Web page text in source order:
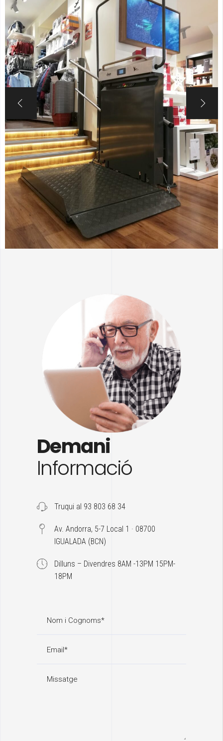
Demani
Informació
Truqui al 93 803 68 34
Av. Andorra, 5-7 Local 1 · 08700
IGUALADA (BCN)
Dilluns – Divendres 8AM -13PM 15PM-
18PM